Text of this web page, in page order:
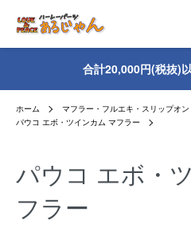
合計20,000円(税抜)
ホーム
マフラー・フルエキ・スリップオン
パウコ エボ・ツインカム マフラー
パウコ エボ・
フラー